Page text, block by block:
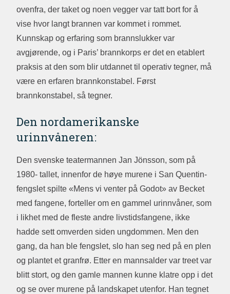
ovenfra, der taket og noen vegger var tatt bort for å
vise hvor langt brannen var kommet i rommet.
Kunnskap og erfaring som brannslukker var
avgjørende, og i Paris’ brannkorps er det en etablert
praksis at den som blir utdannet til operativ tegner, må
være en erfaren brannkonstabel. Først
brannkonstabel, så tegner.
Den nordamerikanske
urinnvåneren:
Den svenske teatermannen Jan Jönsson, som på
1980- tallet, innenfor de høye murene i San Quentin-
fengslet spilte «Mens vi venter på Godot» av Becket
med fangene, forteller om en gammel urinnvåner, som
i likhet med de fleste andre livstidsfangene, ikke
hadde sett omverden siden ungdommen. Men den
gang, da han ble fengslet, slo han seg ned på en plen
og plantet et granfrø. Etter en mannsalder var treet var
blitt stort, og den gamle mannen kunne klatre opp i det
og se over murene på landskapet utenfor. Han tegnet